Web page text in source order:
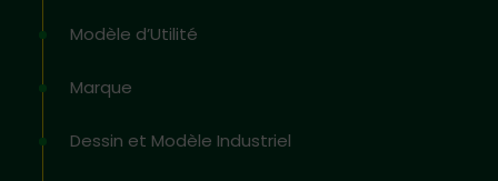
Modèle d’Utilité
Marque
Dessin et Modèle Industriel